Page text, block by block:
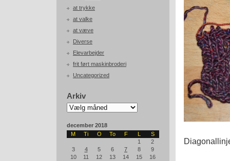
at trykke
at valke
at væve
Diverse
Elevarbejder
frit ført maskinbroderi
Uncategorized
Arkiv
Arkiv
december 2018
M
Ti O To F L
S
1
2
3
4 5 6 7 8
9
10
11 12 13 14 15
16